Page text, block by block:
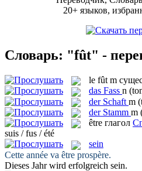
20+ языков,
Словарь: "fût" -
le fût m
das Fass n
der Schaft m
der Stamm m
être глагол
suis / fus / été
sein
Cette année va être prospère.
Dieses Jahr wird erfolgreich sein.